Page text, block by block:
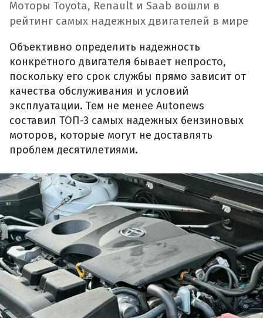
Моторы Toyota, Renault и Saab вошли в
рейтинг самых надежных двигателей в мире
Объективно определить надежность
конкретного двигателя бывает непросто,
поскольку его срок службы прямо зависит от
качества обслуживания и условий
эксплуатации. Тем не менее Autonews
составил ТОП-3 самых надежных бензиновых
моторов, которые могут не доставлять
проблем десятилетиями.